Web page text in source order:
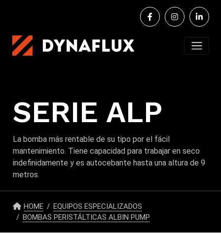
SERIE ALP
La bomba más rentable de su tipo por el fácil
mantenimiento. Tiene capacidad para trabajar en seco
indefinidamente y es autocebante hasta una altura de 9
metros.
HOME
EQUIPOS ESPECIALIZADOS
BOMBAS PERISTÁLTICAS ALBIN PUMP​